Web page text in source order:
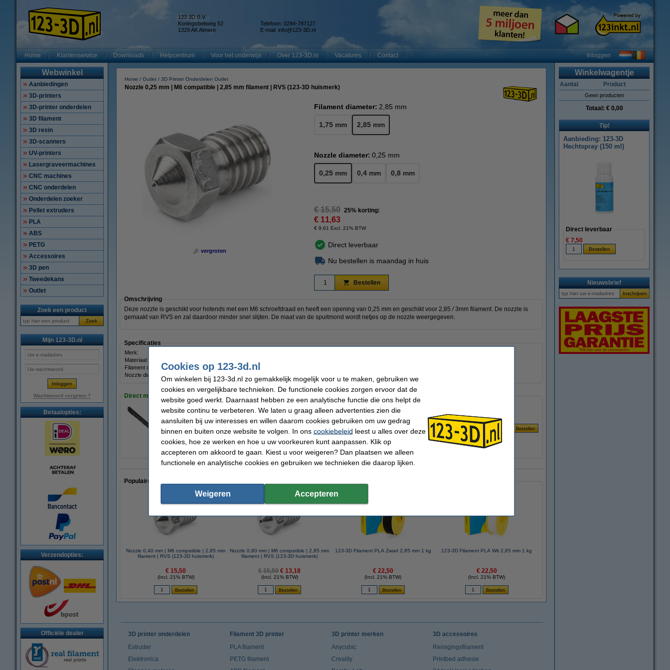
123 3D B.V.
Koningsbeltweg 52
1329 AK Almere
Telefoon: 0294-787127
E-mail: info@123-3D.nl
Home Klantenservice Downloads Helpcentrum Voor het onderwijs Over 123-3D.nl Vacatures Contact Inloggen
Webwinkel
Aanbiedingen
3D-printers
3D-printer onderdelen
3D filament
3D resin
3D-scanners
UV-printers
Lasergraveermachines
CNC machines
CNC onderdelen
Onderdelen zoeker
Pellet extruders
PLA
ABS
PETG
Accessoires
3D pen
Tweedekans
Outlet
Zoek een product
Zoek
Mijn 123-3D.nl
Wachtwoord vergeten ?
Betaalopties:
Verzendopties:
Officiële dealer
Home Outlet 3D Printer Onderdelen Outlet
Nozzle 0,25 mm | M6 compatible | 2,85 mm filament | RVS (123-3D huismerk)
vergroten
Filament diameter: 2,85 mm
1,75 mm 2,85 mm
Nozzle diameter: 0,25 mm
0,25 mm 0,4 mm 0,8 mm
€ 15,50 25% korting:
€ 11,63
€ 9,61 Excl. 21% BTW
Direct leverbaar
Nu bestellen is maandag in huis
Bestellen
Omschrijving
Deze nozzle is geschikt voor hotends met een M6 schroefdraad en heeft een opening van 0,25 mm en geschikt voor 2,85 / 3mm filament. De nozzle is
gemaakt van RVS en zal daardoor minder snel slijten. De maat van de spuitmond wordt netjes op de nozzle weergegeven.
Specificaties
Merk:
Materiaal:
Filament diameter:
2,85 mm
Nozzle diameter:
Direct mee bestellen
Hotend reinigingsborstel (koper)
€ 3,60
Populaire artikelen van klanten die dit artikel ook besteld hebben
Nozzle 0,40 mm | M6 compatible | 2,85 mm
filament | RVS (123-3D huismerk)
€ 15,50
(Incl. 21% BTW)
Nozzle 0,80 mm | M6 compatible | 2,85 mm
filament | RVS (123-3D huismerk)
€ 15,50 € 13,18
(Incl. 21% BTW)
123-3D Filament PLA Zwart 2,85 mm 1 kg
€ 22,50
(Incl. 21% BTW)
123-3D Filament PLA Wit 2,85 mm 1 kg
€ 22,50
(Incl. 21% BTW)
Winkelwagentje
Aantal Product
Geen producten
Totaal: € 0,00
Tip!
Aanbieding: 123-3D
Hechtspray (150 ml)
Direct leverbaar
€ 7,50
Nieuwsbrief
3D printer onderdelen
Extruder
Elektronica
Filament 3D printer
PLA filament
PETG filament
3D printer merken
Anycubic
Creality
3D accessoires
Reinigingsfilament
Printbed adhesie
Cookies op 123-3d.nl
Om winkelen bij 123-3d.nl zo gemakkelijk mogelijk voor u te maken, gebruiken we
cookies en vergelijkbare technieken. De functionele cookies zorgen ervoor dat de
website goed werkt. Daarnaast hebben ze een analytische functie die ons helpt de
website continu te verbeteren. We laten u graag alleen advertenties zien die
aansluiten bij uw interesses en willen daarom cookies gebruiken om uw gedrag
binnen en buiten onze website te volgen. In ons cookiebeleid leest u alles over deze
cookies, hoe ze werken en hoe u uw voorkeuren kunt aanpassen. Klik op
accepteren om akkoord te gaan. Kiest u voor weigeren? Dan plaatsen we alleen
functionele en analytische cookies en gebruiken we technieken die daarop lijken.
Weigeren Accepteren